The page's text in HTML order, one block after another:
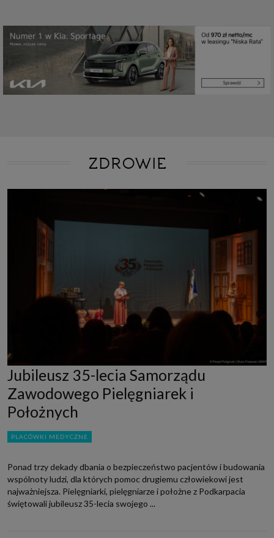
ZDROWIE
Jubileusz 35-lecia Samorządu
Zawodowego Pielęgniarek i
Położnych
PLACÓWKI MEDYCZNE
Ponad trzy dekady dbania o bezpieczeństwo pacjentów i budowania
wspólnoty ludzi, dla których pomoc drugiemu człowiekowi jest
najważniejsza. Pielęgniarki, pielęgniarze i położne z Podkarpacia
świętowali jubileusz 35-lecia swojego ...